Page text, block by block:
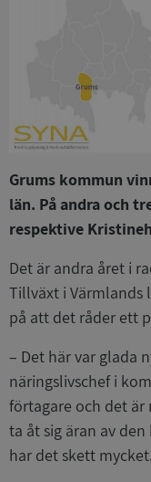
Grums kommun
län. På andra och
respektive
Det är andra året i
Tillväxt i Värmlands
på att det råder ett
– Det här var glada
näringslivschef i
förtagare och det är
ta åt sig äran av
har det skett mycket.